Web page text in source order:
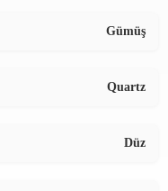
Gümüş
Quartz
Düz